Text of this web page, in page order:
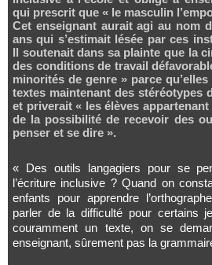
qui prescrit que « le masculin
Cet enseignant aurait agi au nom
ans qui s’estimait lésée par ces
Il soutenait dans sa plainte que la
des conditions de travail
minorités de genre » parce
textes maintenant des stéréotypes
et priverait « les élèves
de la possibilité de recevoir des
penser et se dire ».
« Des outils langagiers pour se
l’écriture inclusive ? Quand on
enfants pour apprendre
parler de la difficulté pour certains
couramment un texte, on se
enseignant, sûrement pas la